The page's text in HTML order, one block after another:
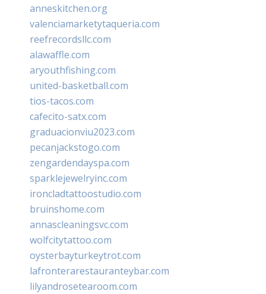
anneskitchen.org
valenciamarketytaqueria.com
reefrecordsllc.com
alawaffle.com
aryouthfishing.com
united-basketball.com
tios-tacos.com
cafecito-satx.com
graduacionviu2023.com
pecanjackstogo.com
zengardendayspa.com
sparklejewelryinc.com
ironcladtattoostudio.com
bruinshome.com
annascleaningsvc.com
wolfcitytattoo.com
oysterbayturkeytrot.com
lafronterarestauranteybar.com
lilyandrosetearoom.com